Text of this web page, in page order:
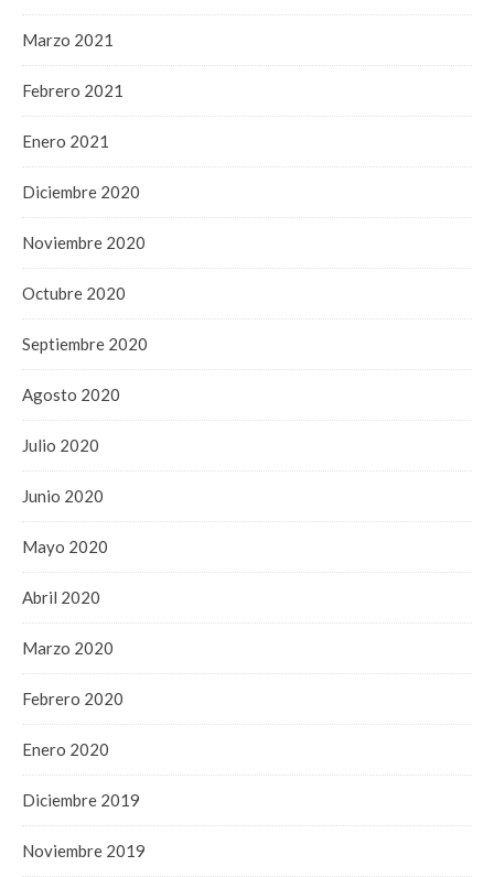
Marzo 2021
Febrero 2021
Enero 2021
Diciembre 2020
Noviembre 2020
Octubre 2020
Septiembre 2020
Agosto 2020
Julio 2020
Junio 2020
Mayo 2020
Abril 2020
Marzo 2020
Febrero 2020
Enero 2020
Diciembre 2019
Noviembre 2019